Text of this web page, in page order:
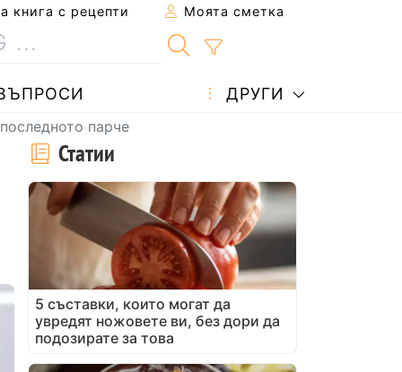
книга с рецепти Моята сметка
ДРУГИ
парче
Статии
5 съставки, които могат да
увредят ножовете ви, без дори да
подозирате за това